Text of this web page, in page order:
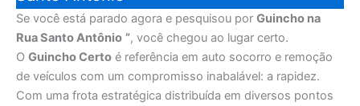
Se você está parado agora e pesquisou por Guincho na
Rua Santo Antônio ”, você chegou ao lugar certo.
O Guincho Certo é referência em auto socorro e remoção
de veículos com um compromisso inabalável: a rapidez.
Com uma frota estratégica distribuída em diversos pontos